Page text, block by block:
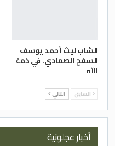
الشاب ليث أحمد يوسف
السفح الصمادي. في ذمة
الله
السابق التالي
أخبار عجلونية